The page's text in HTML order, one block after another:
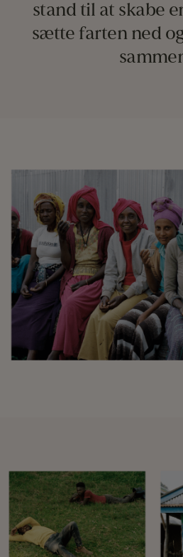
stand til at skabe
sætte farten ned